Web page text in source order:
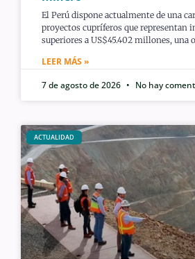
El Perú dispone actualmente de una
proyectos cupríferos que representan
superiores a US$45.402 millones, una
LEER MÁS »
7 de agosto de 2026
No hay
ACTUALIDAD